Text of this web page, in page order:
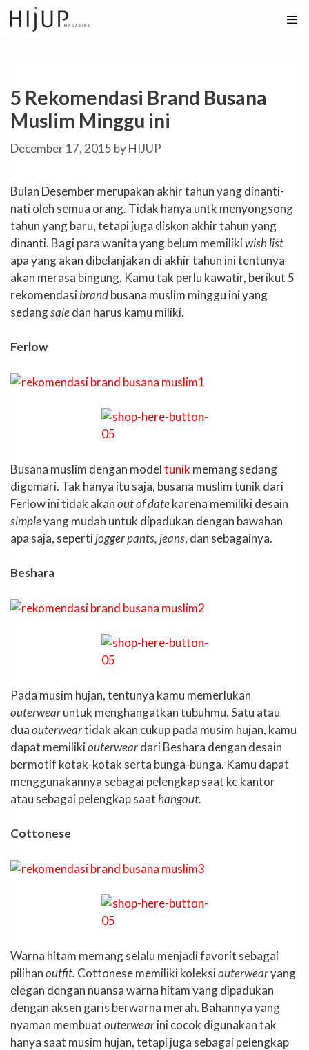
Skip
to
content
5 Rekomendasi Brand Busana
Muslim Minggu ini
December 17, 2015 byHIJUP
Bulan Desember merupakan akhir tahun yang dinanti-
nati oleh semua orang. Tidak hanya untk menyongsong
tahun yang baru, tetapi juga diskon akhir tahun yang
dinanti. Bagi para wanita yang belum memilikiwish list
apa yang akan dibelanjakan di akhir tahun ini tentunya
akan merasa bingung. Kamu tak perlu kawatir, berikut 5
rekomendasibrandbusana muslim minggu ini yang
sedangsaledan harus kamu miliki.
Ferlow
Busana muslim dengan modeltunik memang sedang
digemari. Tak hanya itu saja, busana muslim tunik dari
Ferlow ini tidak akanout of datekarena memiliki desain
simpleyang mudah untuk dipadukan dengan bawahan
apa saja, sepertijogger pants, jeans, dan sebagainya.
Beshara
Pada musim hujan, tentunya kamu memerlukan
outerwearuntuk menghangatkan tubuhmu. Satu atau
duaouterweartidak akan cukup pada musim hujan, kamu
dapat memilikiouterweardari Beshara dengan desain
bermotif kotak-kotak serta bunga-bunga. Kamu dapat
menggunakannya sebagai pelengkap saat ke kantor
atau sebagai pelengkap saathangout.
Cottonese
Warna hitam memang selalu menjadi favorit sebagai
pilihanoutfit. Cottonese memiliki koleksiouterwearyang
elegan dengan nuansa warna hitam yang dipadukan
dengan aksen garis berwarna merah. Bahannya yang
nyaman membuatouterwearini cocok digunakan tak
hanya saat musim hujan, tetapi juga sebagai pelengkap